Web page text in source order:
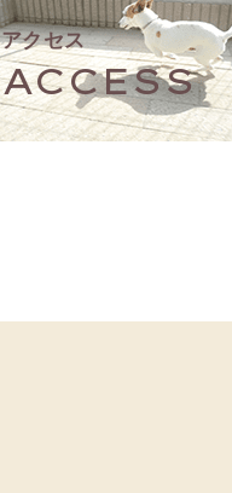
アクセス
ACCESS